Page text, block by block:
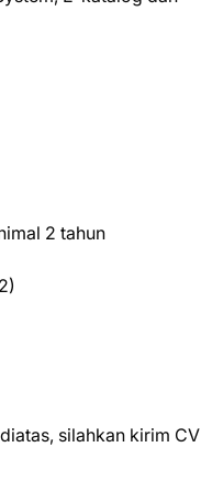
2 tahun
ѕіlаhkаn kіrіm CV